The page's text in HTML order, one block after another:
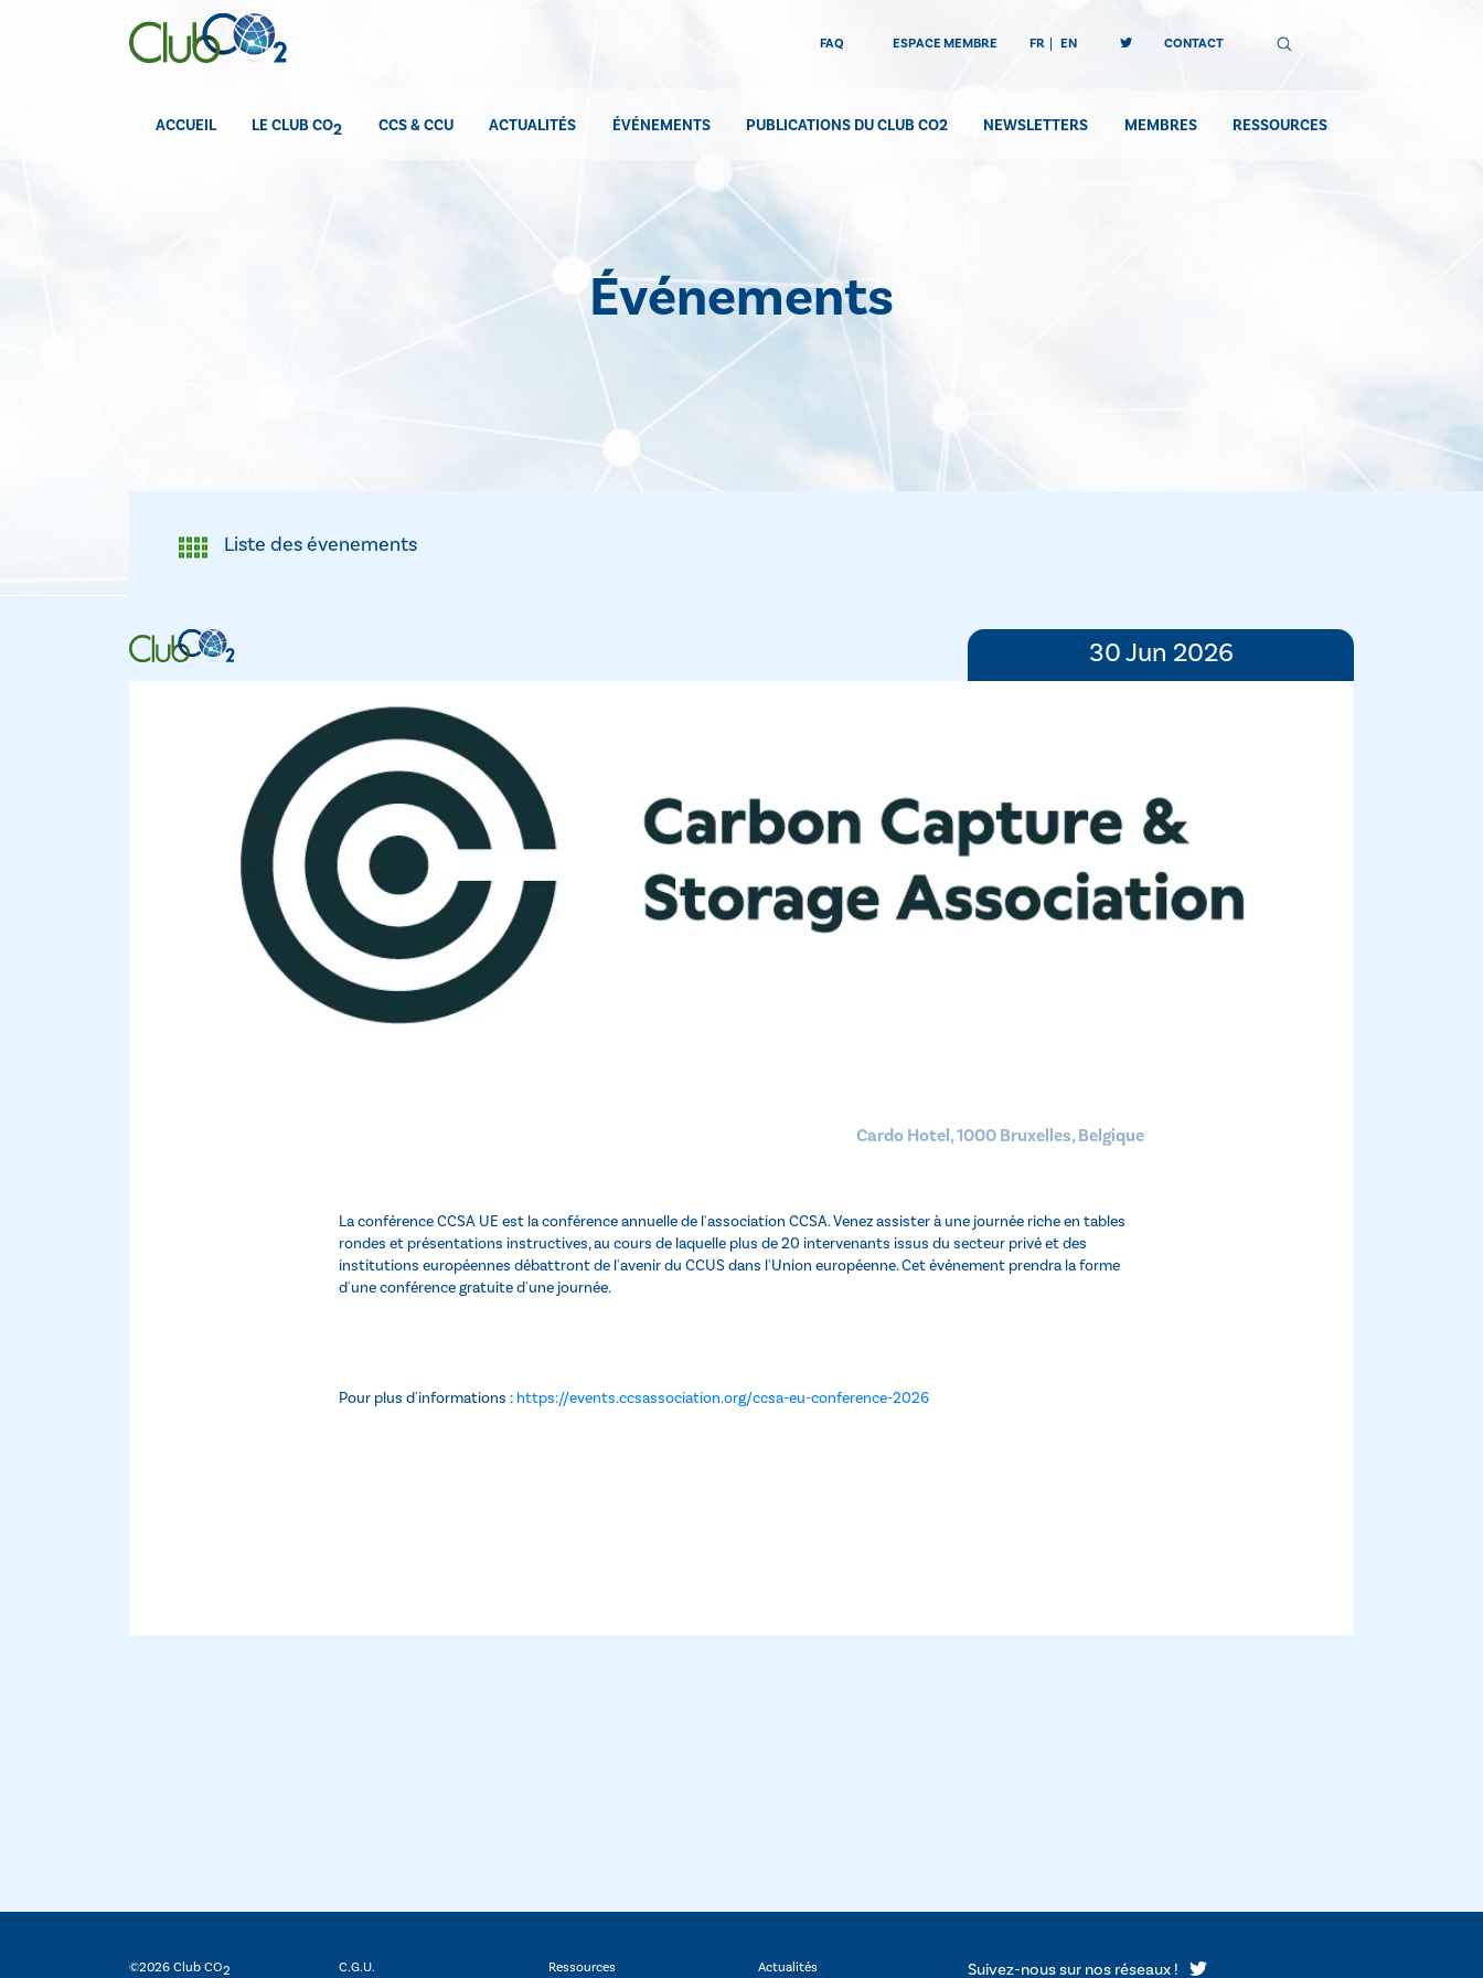
FAQ ESPACE MEMBRE FR EN CONTACT
ACCUEIL LE CLUB CO2 CCS & CCU ACTUALITÉS ÉVÉNEMENTS PUBLICATIONS DU CLUB CO2 NEWSLETTERS MEMBRES RESSOURCES
Événements
Liste des évenements
30 Jun 2026
Cardo Hotel, 1000 Bruxelles, Belgique
La conférence CCSA UE est la conférence annuelle de l'association CCSA. Venez assister à une journée riche en tables
rondes et présentations instructives, au cours de laquelle plus de 20 intervenants issus du secteur privé et des
institutions européennes débattront de l'avenir du CCUS dans l'Union européenne. Cet événement prendra la forme
d'une conférence gratuite d'une journée.
Pour plus d'informations : https://events.ccsassociation.org/ccsa-eu-conference-2026
©2026 Club CO2 C.G.U. Ressources Actualités Suivez-nous sur nos réseaux !